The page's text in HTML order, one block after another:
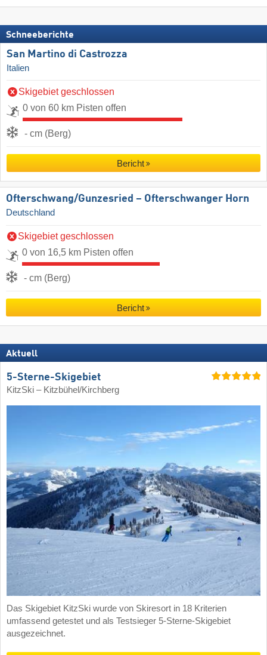
Schneeberichte
San Martino di Castrozza
Italien
Skigebiet geschlossen
0 von 60 km Pisten offen
- cm (Berg)
Bericht
Ofterschwang/​Gunzesried – Ofterschwanger Horn
Deutschland
Skigebiet geschlossen
0 von 16,5 km Pisten offen
- cm (Berg)
Bericht
Aktuell
5-Sterne-Skigebiet
KitzSki – Kitzbühel/​Kirchberg
Das Skigebiet KitzSki wurde von Skiresort in 18 Kriterien
umfassend getestet und als Testsieger 5-Sterne-Skigebiet
ausgezeichnet.